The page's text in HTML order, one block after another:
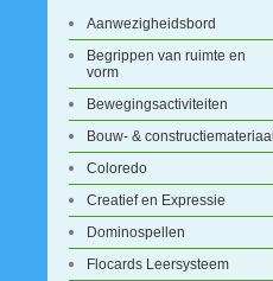
Aanwezigheidsbord
Begrippen van ruimte en
vorm
Bewegingsactiviteiten
Bouw- & constructiemateriaal
Coloredo
Creatief en Expressie
Dominospellen
Flocards Leersysteem